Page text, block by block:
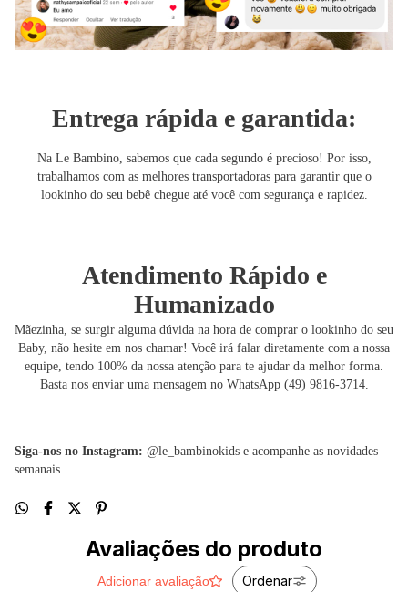
Entrega rápida e garantida:
Na Le Bambino, sabemos que cada segundo é precioso! Por isso,
trabalhamos com as melhores transportadoras para garantir que o
lookinho do seu bebê chegue até você com segurança e rapidez.
Atendimento Rápido e
Humanizado
Mãezinha, se surgir alguma dúvida na hora de comprar o lookinho do seu
Baby, não hesite em nos chamar! Você irá falar diretamente com a nossa
equipe, tendo 100% da nossa atenção para te ajudar da melhor forma.
Basta nos enviar uma mensagem no WhatsApp (49) 9816-3714.
Siga-nos no Instagram: @le_bambinokids e acompanhe as novidades
semanais.
Avaliações do produto
Adicionar avaliação Ordenar